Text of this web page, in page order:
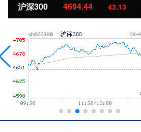
北证50 1134.24 11.37